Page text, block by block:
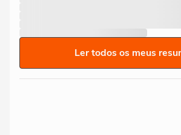
Ler todos os meus